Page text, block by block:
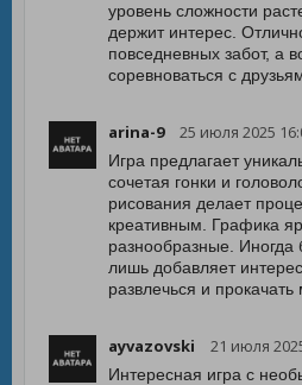
уровень сложности
держит интерес.
повседневных забот, а
соревноваться с
arina-9 25 июля 2025
Игра предлагает
сочетая гонки и
рисования делает
креативным. Графика
разнообразные. Иногда
лишь добавляет
развлечься и
ayvazovski 21 июля
Интересная игра с